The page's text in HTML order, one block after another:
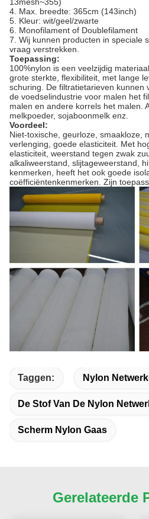
4. Max. breedte: 365cm (143inch)
5. Kleur: wit/geel/zwarte
6. Monofilament of Doublefilament
7. Wij kunnen producten in speciale
vraag verstrekken.
Toepassing:
100%nylon is een veelzijdig
grote sterkte, flexibiliteit, met lange
schuring. De filtratietarieven kunnen
de voedselindustrie voor malen het
malen en andere korrels het malen.
melkpoeder, sojaboonmelk enz.
Voordeel:
Niet-toxische, geurloze, smaakloze,
verlenging, goede elasticiteit. Met
elasticiteit, weerstand tegen zwak
alkaliweerstand, slijtageweerstand,
kenmerken, heeft het ook goede
coëfficiëntenkenmerken. Zijn
Taggen: Nylon
De Stof Van De Nylon
Scherm Nylon Gaas
Gerelateerde